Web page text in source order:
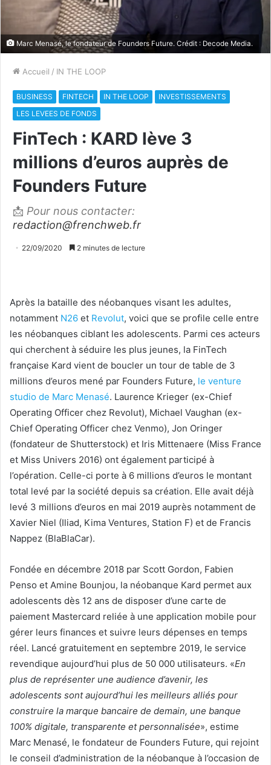
Marc Menasé, le fondateur de Founders Future. Crédit : Decode Media.
Accueil / IN THE LOOP
BUSINESS FINTECH IN THE LOOP
INVESTISSEMENTS
LES LEVEES DE FONDS
FinTech : KARD lève 3
millions d’euros auprès de
Founders Future
📩 Pour nous contacter:
redaction@frenchweb.fr
22/09/2020 2 minutes de lecture
Après la bataille des néobanques visant les adultes,
notamment N26 et Revolut, voici que se profile celle entre
les néobanques ciblant les adolescents. Parmi ces acteurs
qui cherchent à séduire les plus jeunes, la FinTech
française Kard vient de boucler un tour de table de 3
millions d’euros mené par Founders Future, le venture
studio de Marc Menasé. Laurence Krieger (ex-Chief
Operating Officer chez Revolut), Michael Vaughan (ex-
Chief Operating Officer chez Venmo), Jon Oringer
(fondateur de Shutterstock) et Iris Mittenaere (Miss France
et Miss Univers 2016) ont également participé à
l’opération. Celle-ci porte à 6 millions d’euros le montant
total levé par la société depuis sa création. Elle avait déjà
levé 3 millions d’euros en mai 2019 auprès notamment de
Xavier Niel (Iliad, Kima Ventures, Station F) et de Francis
Nappez (BlaBlaCar).
Fondée en décembre 2018 par Scott Gordon, Fabien
Penso et Amine Bounjou, la néobanque Kard permet aux
adolescents dès 12 ans de disposer d’une carte de
paiement Mastercard reliée à une application mobile pour
gérer leurs finances et suivre leurs dépenses en temps
réel. Lancé gratuitement en septembre 2019, le service
revendique aujourd’hui plus de 50 000 utilisateurs. «En
plus de représenter une audience d’avenir, les
adolescents sont aujourd’hui les meilleurs alliés pour
construire la marque bancaire de demain, une banque
100% digitale, transparente et personnalisée», estime
Marc Menasé, le fondateur de Founders Future, qui rejoint
le conseil d’administration de la néobanque à l’occasion de